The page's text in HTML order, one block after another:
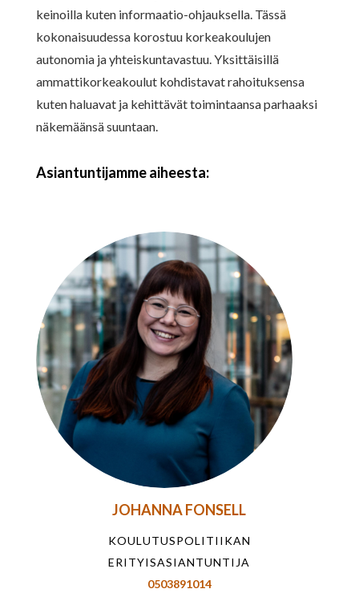
keinoilla kuten informaatio-ohjauksella. Tässä
kokonaisuudessa korostuu korkeakoulujen
autonomia ja yhteiskuntavastuu. Yksittäisillä
ammattikorkeakoulut kohdistavat rahoituksensa
kuten haluavat ja kehittävät toimintaansa parhaaksi
näkemäänsä suuntaan.
Asiantuntijamme aiheesta:
JOHANNA FONSELL
KOULUTUSPOLITIIKAN
ERITYISASIANTUNTIJA
0503891014